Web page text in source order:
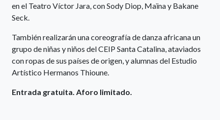
en el Teatro Víctor Jara, con Sody Diop, Maïna y Bakane
Seck.
También realizarán una coreografía de danza africana un
grupo de niñas y niños del CEIP Santa Catalina, ataviados
con ropas de sus países de origen, y alumnas del Estudio
Artístico Hermanos Thioune.
Entrada gratuita. Aforo limitado.